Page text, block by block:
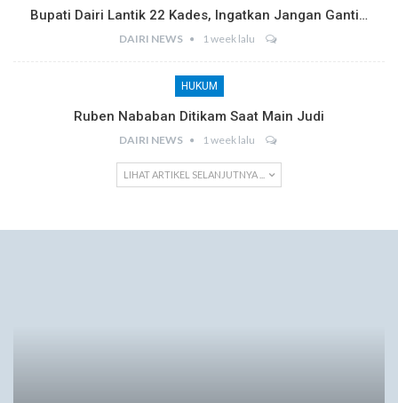
Bupati Dairi Lantik 22 Kades, Ingatkan Jangan Ganti…
DAIRI NEWS 1 week lalu
HUKUM
Ruben Nababan Ditikam Saat Main Judi
DAIRI NEWS 1 week lalu
LIHAT ARTIKEL SELANJUTNYA ...